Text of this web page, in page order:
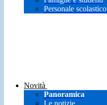
Personale scolastico
Novità
Panoramica